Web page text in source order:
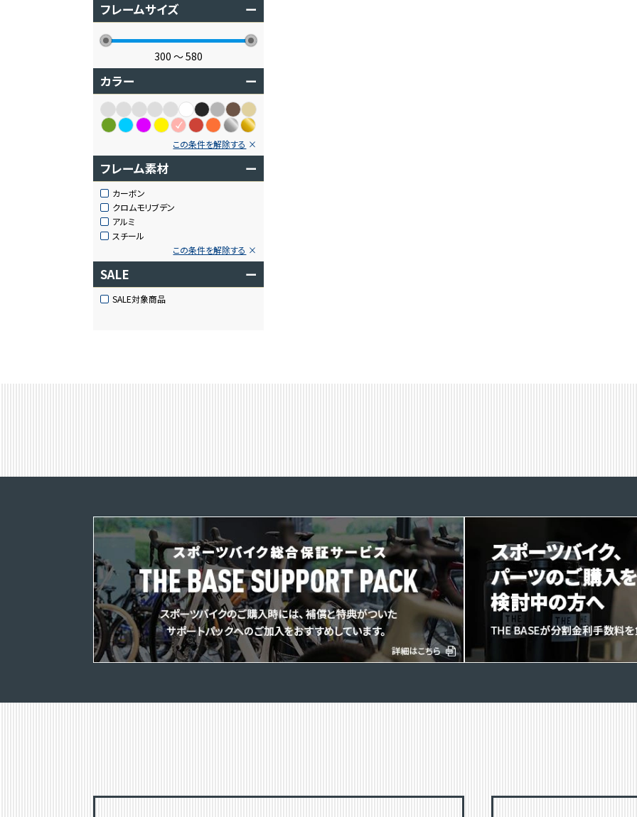
フレームサイズ ー
300 〜580
カラー ー
この条件を解除する
フレーム素材 ー
カーボン
クロムモリブデン
アルミ
スチール
この条件を解除する
SALE ー
SALE対象商品